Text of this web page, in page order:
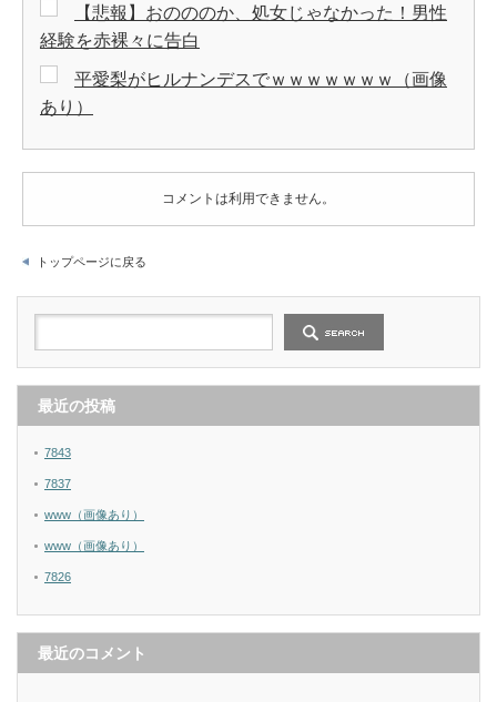
【悲報】おのののか、処女じゃなかった！男性
経験を赤裸々に告白
平愛梨がヒルナンデスでｗｗｗｗｗｗｗ（画像
あり）
コメントは利用できません。
トップページに戻る
最近の投稿
7843
7837
www（画像あり）
www（画像あり）
7826
最近のコメント